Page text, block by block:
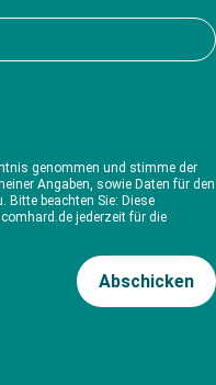
genommen und stimme der
Angaben, sowie Daten für den
Bitte beachten Sie: Diese
jederzeit für die